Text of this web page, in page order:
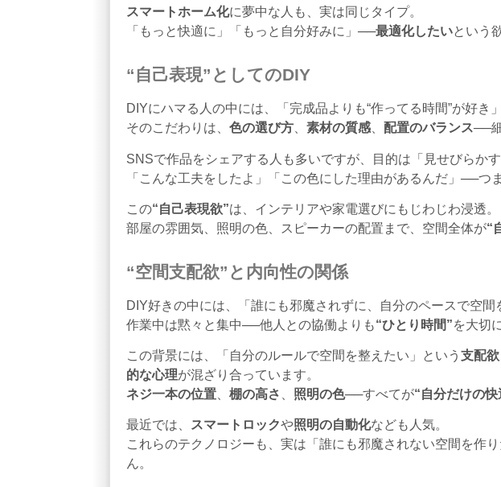
スマートホーム化に夢中な人も、実は同じタイプ。
「もっと快適に」「もっと自分好みに」──最適化したいという
“自己表現”としてのDIY
DIYにハマる人の中には、「完成品よりも“作ってる時間”が好き
そのこだわりは、 色の選び方 素材の質感 配置のバランス──
SNSで作品をシェアする人も多いですが、目的は「見せびらかす
「こんな工夫をしたよ」「この色にした理由があるんだ」──つ
この“自己表現欲”は、インテリアや家電選びにもじわじわ浸透。
部屋の雰囲気、照明の色、スピーカーの配置まで、空間全体が“
“空間支配欲”と内向性の関係
DIY好きの中には、「誰にも邪魔されずに、自分のペースで空
作業中は黙々と集中──他人との協働よりも“ひとり時間”を大切
この背景には、「自分のルールで空間を整えたい」という 支配欲
的な心理が混ざり合っています。
ネジ一本の位置
棚の高さ 照明の色──すべてが“自分だけの快
最近では、 スマートロックや照明の自動化なども人気。
これらのテクノロジーも、実は「誰にも邪魔されない空間を作
ん。